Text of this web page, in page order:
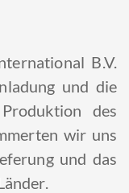
B.V.
und die
des
wir uns
und das